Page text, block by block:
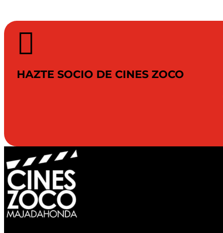

HAZTE SOCIO DE CINES ZOCO